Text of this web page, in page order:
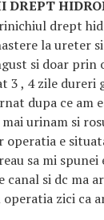
drept
la ureter
si doar prin
3 , 4 zile dureri
dupa ce am
urinam si
operatia e
sa mi
canal si dc ma
zici ca